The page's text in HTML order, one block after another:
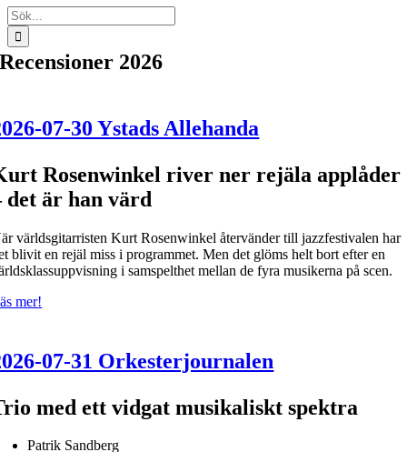
Sök
efter:
Recensioner 2026
07-30 Ystads Allehanda
Rosenwinkel river ner rejäla applåder
det är han värd
världsgitarristen Kurt Rosenwinkel återvänder till jazzfestivalen har
blivit en rejäl miss i programmet. Men det glöms helt bort efter en
i samspelthet mellan de fyra musikerna på scen.
mer!
07-31 Orkesterjournalen
med ett vidgat musikaliskt spektra
Patrik Sandberg